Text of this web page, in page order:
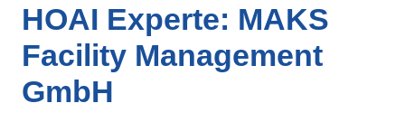
HOAI Experte: MAKS
Facility Management
GmbH